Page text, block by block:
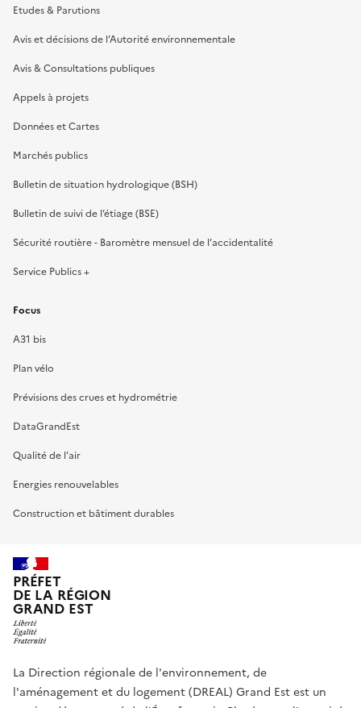
Etudes & Parutions
Avis et décisions de l’Autorité environnementale
Avis & Consultations publiques
Appels à projets
Données et Cartes
Marchés publics
Bulletin de situation hydrologique (BSH)
Bulletin de suivi de l’étiage (BSE)
Sécurité routière - Baromètre mensuel de l’accidentalité
Service Publics +
Focus
A31 bis
Plan vélo
Prévisions des crues et hydrométrie
DataGrandEst
Qualité de l’air
Energies renouvelables
Construction et bâtiment durables
PRÉFET
DE LA RÉGION
GRAND EST
La Direction régionale de l'environnement, de
l'aménagement et du logement (DREAL) Grand Est est un